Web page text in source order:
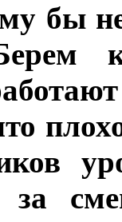
бы